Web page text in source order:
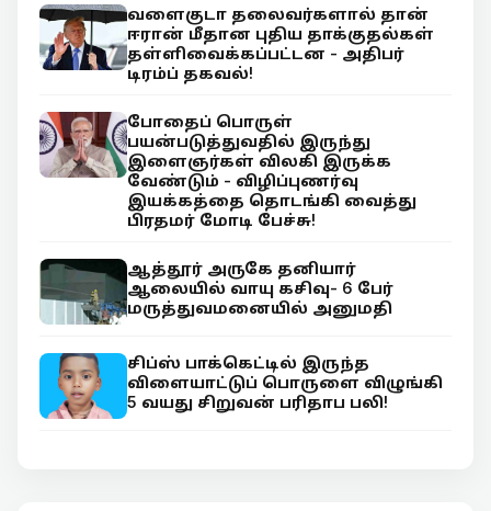
வளைகுடா தலைவர்களால் தான்
ஈரான் மீதான புதிய தாக்குதல்கள்
தள்ளிவைக்கப்பட்டன - அதிபர்
டிரம்ப் தகவல்!
போதைப் பொருள்
பயன்படுத்துவதில் இருந்து
இளைஞர்கள் விலகி இருக்க
வேண்டும் - விழிப்புணர்வு
இயக்கத்தை தொடங்கி வைத்து
பிரதமர் மோடி பேச்சு!
ஆத்தூர் அருகே தனியார்
ஆலையில் வாயு கசிவு- 6 பேர்
மருத்துவமனையில் அனுமதி
சிப்ஸ் பாக்கெட்டில் இருந்த
விளையாட்டுப் பொருளை விழுங்கி
5 வயது சிறுவன் பரிதாப பலி!